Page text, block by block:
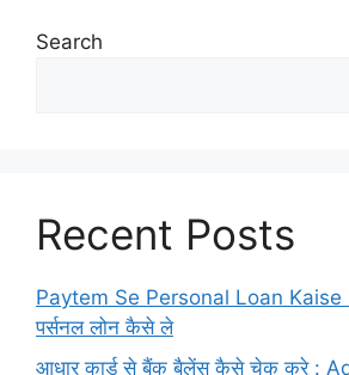
Search
Recent Posts
Paytem Se Personal Loan Kaise
पर्सनल लोन कैसे ले
आधार कार्ड से बैंक बैलेंस कैसे चेक करे :